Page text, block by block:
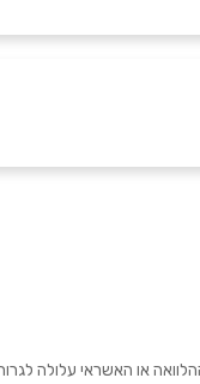
או האשראי עלולה לגרור